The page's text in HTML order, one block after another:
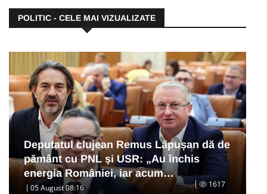
POLITIC - CELE MAI VIZUALIZATE
Deputatul clujean Remus Lăpușan dă de
pământ cu PNL și USR: „Au închis
energia României, iar acum…
05 August 08:16 1617